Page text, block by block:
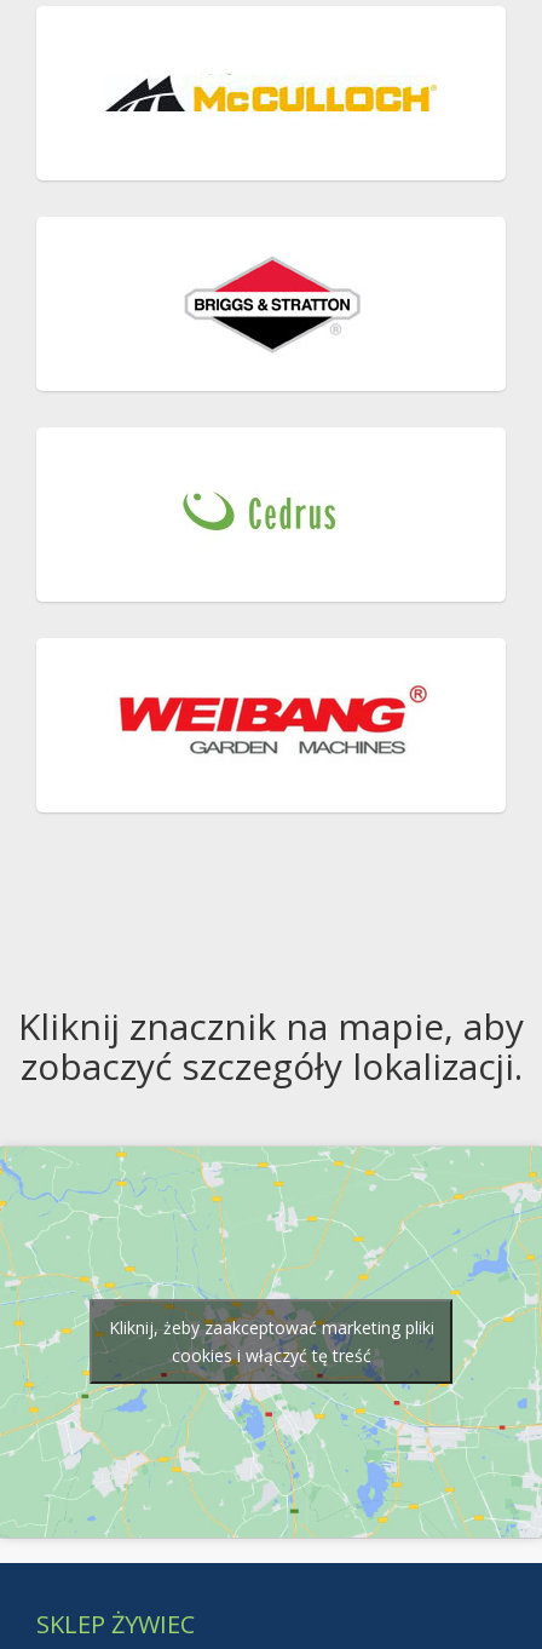
Kliknij znacznik na mapie, aby
zobaczyć szczegóły lokalizacji.
Kliknij, żeby zaakceptować marketing pliki
cookies i włączyć tę treść
SKLEP ŻYWIEC